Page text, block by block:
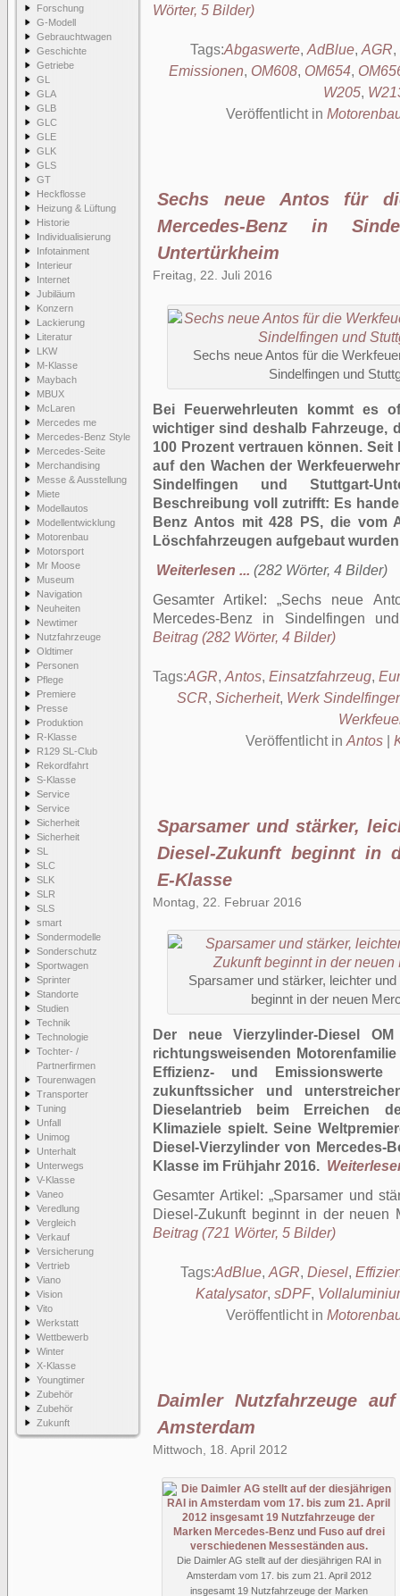
Forschung
G-Modell
Gebrauchtwagen
Geschichte
Getriebe
GL
GLA
GLB
GLC
GLE
GLK
GLS
GT
Heckflosse
Heizung & Lüftung
Historie
Individualisierung
Infotainment
Interieur
Internet
Jubiläum
Konzern
Lackierung
Literatur
LKW
M-Klasse
Maybach
MBUX
McLaren
Mercedes me
Mercedes-Benz Style
Mercedes-Seite
Merchandising
Messe & Ausstellung
Miete
Modellautos
Modellentwicklung
Motorenbau
Motorsport
Mr Moose
Museum
Navigation
Neuheiten
Newtimer
Nutzfahrzeuge
Oldtimer
Personen
Pflege
Premiere
Presse
Produktion
R-Klasse
R129 SL-Club
Rekordfahrt
S-Klasse
Service
Service
Sicherheit
Sicherheit
SL
SLC
SLK
SLR
SLS
smart
Sondermodelle
Sonderschutz
Sportwagen
Sprinter
Standorte
Studien
Technik
Technologie
Tochter- /
Partnerfirmen
Tourenwagen
Transporter
Tuning
Unfall
Unimog
Unterhalt
Unterwegs
V-Klasse
Vaneo
Veredlung
Vergleich
Verkauf
Versicherung
Vertrieb
Viano
Vision
Vito
Werkstatt
Wettbewerb
Winter
X-Klasse
Youngtimer
Zubehör
Zubehör
Zukunft
Wörter, 5 Bilder)
Tags:Abgaswerte, AdBlue, AGR,
Emissionen, OM608, OM654,
W205,
Veröffentlicht in
Sechs neue Antos für
Mercedes-Benz in
Untertürkheim
Freitag, 22. Juli 2016
Sechs neue Antos für die
Sindelfingen und
Bei Feuerwehrleuten kommt es
wichtiger sind deshalb Fahrzeuge,
100 Prozent vertrauen können.
auf den Wachen der
Sindelfingen und Stuttgart-
Beschreibung voll zutrifft: Es
Benz Antos mit 428 PS, die vom
Löschfahrzeugen aufgebaut
Weiterlesen ... (282 Wörter, 4 Bilder)
Gesamter Artikel: Sechs neue
Mercedes-Benz in Sindelfingen
Beitrag (282 Wörter, 4 Bilder)
Tags:AGR, Antos, Einsatzfahrzeug,
SCR, Sicherheit, Werk
Veröffentlicht in Antos
Sparsamer und stärker,
Diesel-Zukunft beginnt in
E-Klasse
Montag, 22. Februar 2016
Sparsamer und stärker, leichter
beginnt in der neuen
Der neue Vierzylinder-Diesel
richtungsweisenden
Effizienz- und Emissionswerte
zukunftssicher und
Dieselantrieb beim Erreichen
Klimaziele spielt. Seine
Diesel-Vierzylinder von
Klasse im Frühjahr 2016.
Gesamter Artikel: Sparsamer und
Diesel-Zukunft beginnt in der neuen
Beitrag (721 Wörter, 5 Bilder)
Tags:AdBlue, AGR, Diesel,
Katalysator, sDPF,
Veröffentlicht in
Daimler Nutzfahrzeuge
Amsterdam
Mittwoch, 18. April 2012
Die Daimler AG stellt auf der diesjährigen RAI in
Amsterdam vom 17. bis zum 21. April 2012
insgesamt 19 Nutzfahrzeuge der Marken